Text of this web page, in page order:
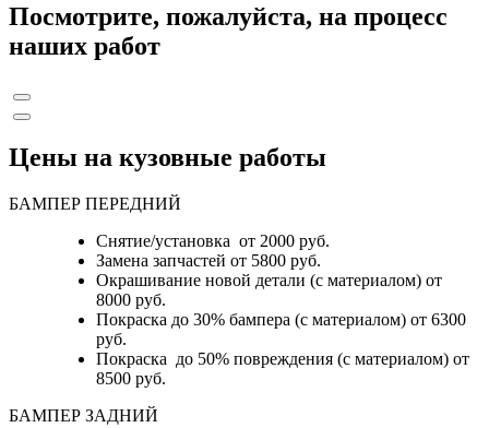
Посмотрите, пожалуйста, на процесс
наших работ
Цены на кузовные работы
БАМПЕР ПЕРЕДНИЙ
Снятие/установка от 2000 руб.
Замена запчастей от 5800 руб.
Окрашивание новой детали (с материалом) от
8000 руб.
Покраска до 30% бампера (с материалом) от 6300
руб.
Покраска до 50% повреждения (с материалом) от
8500 руб.
БАМПЕР ЗАДНИЙ